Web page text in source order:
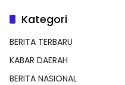
Kategori
BERITA TERBARU
KABAR DAERAH
BERITA NASIONAL